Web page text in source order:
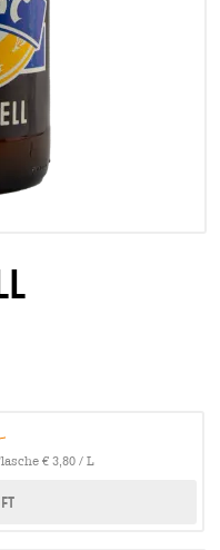
€ 3,80 / L